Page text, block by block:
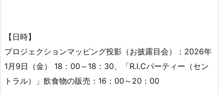
【日時】
プロジェクションマッピング投影（お披露目会）：2026年
1月9日（金） 18：00～18：30、「R.I.Cパーティー（セン
トラル）」飲食物の販売：16：00～20：00